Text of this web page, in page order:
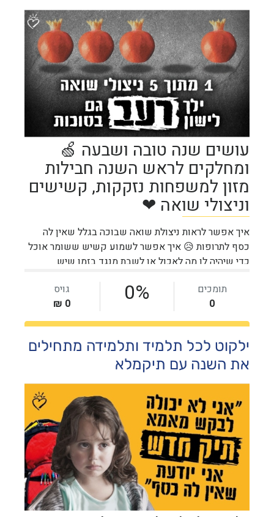
ילקוט לכל תלמיד ותלמידה מתחילים
את השנה עם תיקמלא